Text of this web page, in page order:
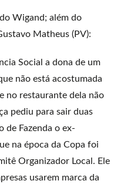
Wigand; além do
Matheus (PV):
Social a dona de um
não está acostumada
no restaurante dela não
pediu para sair duas
de Fazenda o ex-
na época da Copa foi
Organizador Local. Ele
usarem marca da